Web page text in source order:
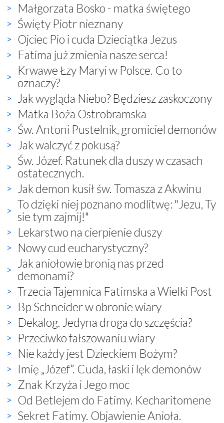
Małgorzata Bosko - matka świętego
Święty Piotr nieznany
Ojciec Pio i cuda Dzieciątka Jezus
Fatima już zmienia nasze serca!
Krwawe Łzy Maryi w Polsce. Co to
oznaczy?
Jak wygląda Niebo? Będziesz zaskoczony
Matka Boża Ostrobramska
Św. Antoni Pustelnik, gromiciel demonów
Jak walczyć z pokusą?
Św. Józef. Ratunek dla duszy w czasach
ostatecznych.
Jak demon kusił św. Tomasza z Akwinu
To dzięki niej poznano modlitwę: "Jezu, Ty
sie tym zajmij!"
Lekarstwo na cierpienie duszy
Nowy cud eucharystyczny?
Jak aniołowie bronią nas przed
demonami?
Trzecia Tajemnica Fatimska a Wielki Post
Bp Schneider w obronie wiary
Dekalog. Jedyna droga do szczęścia?
Przeciwko fałszowaniu wiary
Nie każdy jest Dzieckiem Bożym?
Imię „Józef”. Cuda, łaski i lęk demonów
Znak Krzyża i Jego moc
Od Betlejem do Fatimy. Kecharitomene
Sekret Fatimy. Objawienie Anioła.